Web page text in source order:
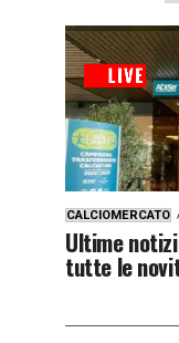
CALCIOMERCATO
Ultime
tutte le